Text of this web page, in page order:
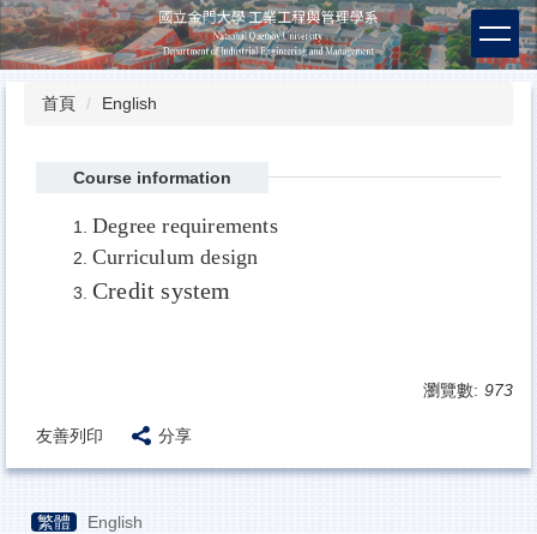
跳
主
首頁 English
Course information
Degree requirements
Curriculum design
Credit system
瀏覽數: 973
友善列印 分享
繁體 English